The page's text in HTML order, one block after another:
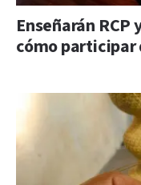
Enseñarán
cómo